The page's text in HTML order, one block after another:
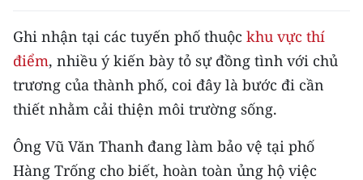
NHÂN DÂN HẰNG THÁNG
MUA BÁO
ĐỌC BÁO IN
Ghi nhận tại các tuyến phố thuộc khu vực thí
điểm, nhiều ý kiến bày tỏ sự đồng tình với chủ
trương của thành phố, coi đây là bước đi cần
thiết nhằm cải thiện môi trường sống.
Ông Vũ Văn Thanh đang làm bảo vệ tại phố
Hàng Trống cho biết, hoàn toàn ủng hộ việc